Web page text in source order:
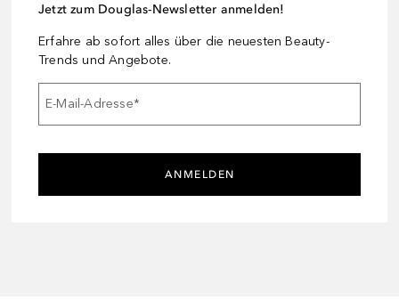
Jetzt zum Douglas-Newsletter anmelden!
Erfahre ab sofort alles über die neuesten Beauty-
Trends und Angebote.
E-Mail-Adresse*
ANMELDEN